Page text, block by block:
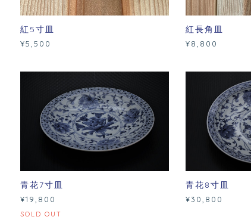
紅5寸皿
¥5,500
紅長角皿
¥8,800
青花7寸皿
¥19,800
SOLD OUT
青花8寸皿
¥30,800